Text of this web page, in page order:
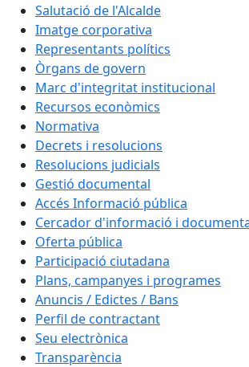
Salutació de l'Alcalde
Imatge corporativa
Representants polítics
Òrgans de govern
Marc d'integritat institucional
Recursos econòmics
Normativa
Decrets i resolucions
Resolucions judicials
Gestió documental
Accés Informació pública
Cercador d'informació i
Oferta pública
Participació ciutadana
Plans, campanyes i programes
Anuncis / Edictes / Bans
Perfil de contractant
Seu electrònica
Transparència